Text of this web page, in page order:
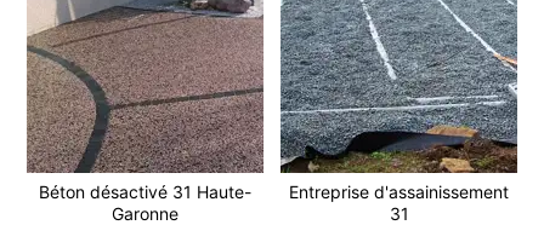
Béton désactivé 31 Haute-
Garonne
Entreprise d'assainissement
31